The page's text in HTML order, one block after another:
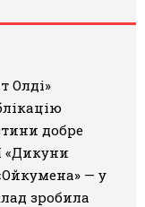
Олді»
добре
«Дикуни
— у
зробила